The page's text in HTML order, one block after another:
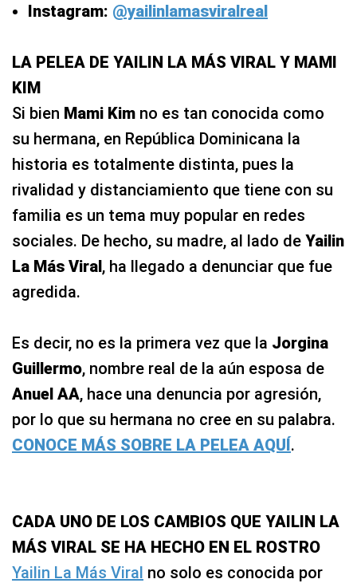
Instagram: @yailinlamasviralreal
LA PELEA DE YAILIN LA MÁS VIRAL Y MAMI
KIM
Si bien Mami Kim no es tan conocida como
su hermana, en República Dominicana la
historia es totalmente distinta, pues la
rivalidad y distanciamiento que tiene con su
familia es un tema muy popular en redes
sociales. De hecho, su madre, al lado de Yailin
La Más Viral, ha llegado a denunciar que fue
agredida.
Es decir, no es la primera vez que la Jorgina
Guillermo, nombre real de la aún esposa de
Anuel AA, hace una denuncia por agresión,
por lo que su hermana no cree en su palabra.
CONOCE MÁS SOBRE LA PELEA AQUÍ.
CADA UNO DE LOS CAMBIOS QUE YAILIN LA
MÁS VIRAL SE HA HECHO EN EL ROSTRO
Yailin La Más Viral no solo es conocida por